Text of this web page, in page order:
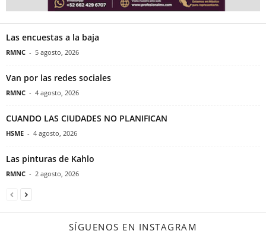
Las encuestas a la baja
RMNC - 5 agosto, 2026
Van por las redes sociales
RMNC - 4 agosto, 2026
CUANDO LAS CIUDADES NO PLANIFICAN
HSME - 4 agosto, 2026
Las pinturas de Kahlo
RMNC - 2 agosto, 2026
SÍGUENOS EN INSTAGRAM